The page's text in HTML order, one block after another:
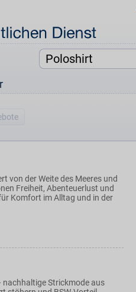
von der Weite des Meeres und
Freiheit, Abenteuerlust und
Komfort im Alltag und in der
nachhaltige Strickmode aus